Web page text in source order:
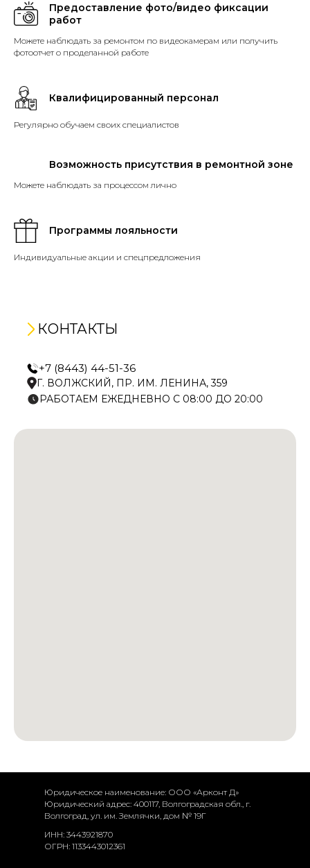
Предоставление фото/видео фиксации
работ
Можете наблюдать за ремонтом по видеокамерам или получить
фотоотчет о проделанной работе
Квалифицированный персонал
Регулярно обучаем своих специалистов
Возможность присутствия в ремонтной зоне
Можете наблюдать за процессом лично
Программы лояльности
Индивидуальные акции и спецпредложения
КОНТАКТЫ
+7 (8443) 44-51-36
Г. ВОЛЖСКИЙ, ПР. ИМ. ЛЕНИНА, 359
РАБОТАЕМ ЕЖЕДНЕВНО С 08:00 ДО 20:00
Юридическое наименование: ООО «Арконт Д»
Юридический адрес: 400117, Волгоградская обл., г.
Волгоград, ул. им. Землячки, дом № 19Г
ИНН: 3443921870
ОГРН: 1133443012361